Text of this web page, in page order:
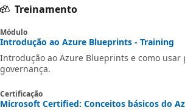
Treinamento
Módulo
Introdução ao Azure Blueprints - Training
Introdução ao Azure Blueprints e como
governança.
Certificação
Microsoft Certified: Conceitos básicos do